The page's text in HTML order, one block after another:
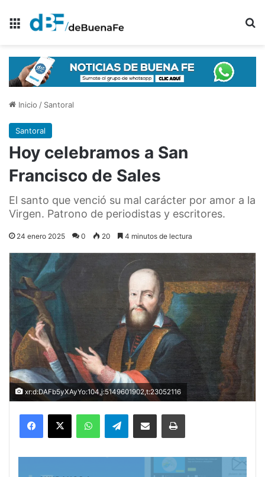
Menú
Inicio / Santoral
Santoral
Hoy celebramos a San
Francisco de Sales
El santo que venció su mal carácter por amor a la
Virgen. Patrono de periodistas y escritores.
24 enero 2025 0 20 4 minutos de lectura
xr:d:DAFb5yXAyYo:104,j:5149601902,t:23052116
Telegram